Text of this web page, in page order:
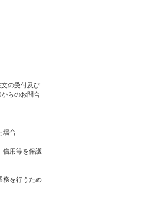
の受付及び
らのお問合
場合
信用等を保護
務を行うため